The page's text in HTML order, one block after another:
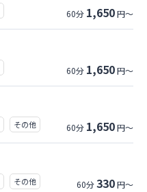
60分 1,650円～
60分 1,650円～
その他 60分 1,650円～
その他 60分330円～